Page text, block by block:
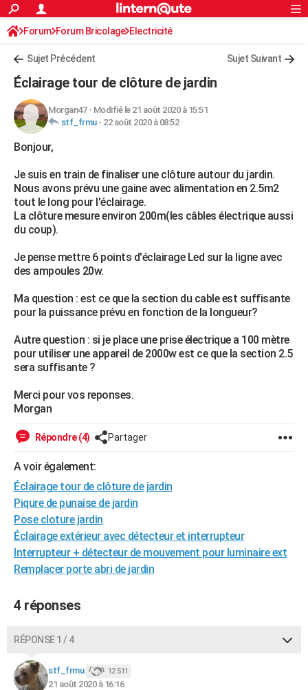
ACTUALITÉS
Politique
Société
Faits Divers
Education
Monde
Villes
+
FINANCE
Retraite
Impôts
Epargne
Immobilier
Risques naturels par ville
Banque
Assurance
Crédit
AUTO
Essais
Réserver un essai
Citadines
Berlines
SUV
Forum auto
+HIGH-TECH
Mobiles
Meilleur smartphone
Internet
Ordinateurs
Jeux vidéo
Guide high-tech
+BRICOLAGE
Forum
Aménagement intérieur
Extérieur
Cuisine
Salle de bains
Jardinage
Rangement
WEEK-END
Guides de France
Escapades
Patrimoine
Expositions
Week-end nature
Art de vivre
Bien-être
Loisirs
ModeModes de vie
SANTE
Alimentation
Guide de la santé
Maladies
Médicaments
Sommeil
VOYAGE
GUIDES D'ACHAT
CARTE DE VOEUX
Carte de Noël
Carte Bonne année
Carte Saint-Valentin
Carte Pâques
Carte d'anniversaire
DICTIONNAIRE
Dictionnaire
Biographies
Citations
Expressions
Proverbes
PROGRAMME TV
COPAINS D'AVANT
S'inscrire
Se connecter
Lycées
Collèges
Primaires
Universités
Entreprises
Service militaire
Avis de recherche
AVIS DE DÉCÈS
FORUM
Bricolage
Lifestyle
Culture
Sport
Auto
Television
Voyage
Cinema
S'inscrire
Connexion
Forum Forum Bricolage Electricité
Sujet Précédent Sujet Suivant
Éclairage tour de clôture de jardin
Morgan47- Modifié le 21 août 2020 à 15:51
stf_frmu- 22 août 2020 à 08:52
Bonjour,
Je suis en train de finaliser une clôture autour du jardin.
Nous avons prévu une gaine avec alimentation en 2.5m2
tout le long pour l'éclairage.
La clôture mesure environ 200m(les câbles électrique aussi
du coup).
Je pense mettre 6 points d'éclairage Led sur la ligne avec
des ampoules 20w.
Ma question : est ce que la section du cable est suffisante
pour la puissance prévu en fonction de la longueur?
Autre question : si je place une prise électrique a 100 mètre
pour utiliser une appareil de 2000w est ce que la section 2.5
sera suffisante ?
Merci pour vos reponses.
Morgan
Répondre (4) Partager
A voir également:
Éclairage tour de clôture de jardin
Piqure de punaise de jardin
Pose cloture jardin
Éclairage extérieur avec détecteur et interrupteur
Interrupteur + détecteur de mouvement pour luminaire ext
Remplacer porte abri de jardin
4 réponses
RÉPONSE 1 / 4
stf_frmu 12 511
21 août 2020 à 16:16